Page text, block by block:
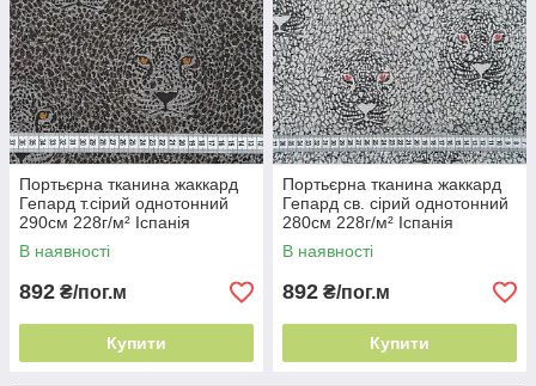
Портьєрна тканина жаккард
Гепард т.сірий однотонний
290см 228г/м² Іспанія
двостороння портьєра
В наявності
892 ₴/пог.м
Купити
Портьєрна тканина жаккард
Гепард св. сірий однотонний
280см 228г/м² Іспанія
тканина що тримає форму
В наявності
892 ₴/пог.м
Купити